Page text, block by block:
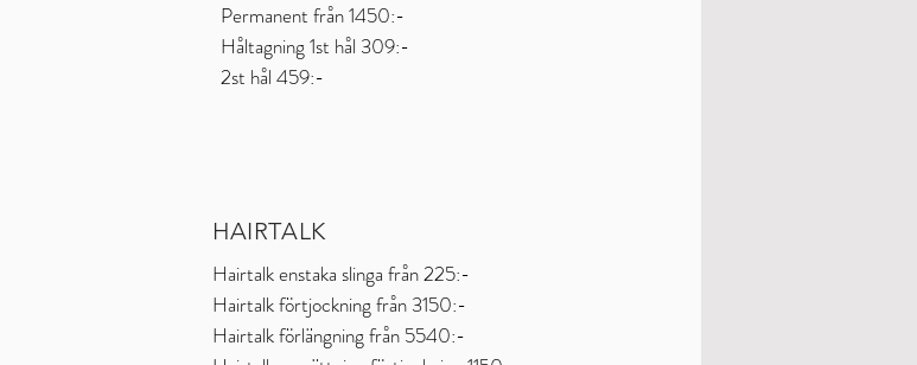
Permanent från 1450:-
Håltagning 1st hål 309:-
2st hål 459:-
HAIRTALK
Hairtalk enstaka slinga från 225:-
Hairtalk förtjockning från 3150:-
Hairtalk förlängning från 5540:-